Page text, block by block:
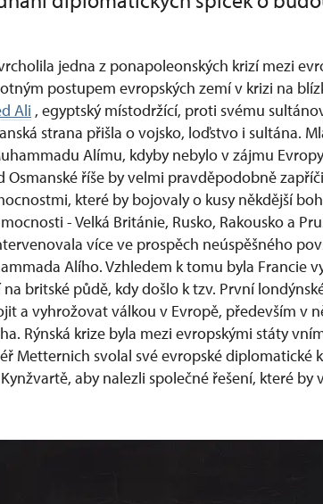
jedna z ponapoleonských krizí mezi
postupem evropských zemí v krizi na
Ali , egyptský místodržící, proti svému
strana přišla o vojsko, loďstvo i sultána.
Alímu, kdyby nebylo v zájmu
Osmanské říše by velmi pravděpodobně
které by bojovaly o kusy někdější
- Velká Británie, Rusko, Rakousko a
více ve prospěch neúspěšného
Alího. Vzhledem k tomu byla Francie
britské půdě, kdy došlo k tzv. První
a vyhrožovat válkou v Evropě, především v
Rýnská krize byla mezi evropskými státy
Metternich svolal své evropské diplomatické
aby nalezli společné řešení, které by